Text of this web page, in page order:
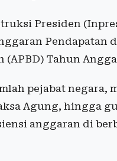
Presiden
Pendapatan
Tahun
pejabat negara,
Agung, hingga
anggaran di